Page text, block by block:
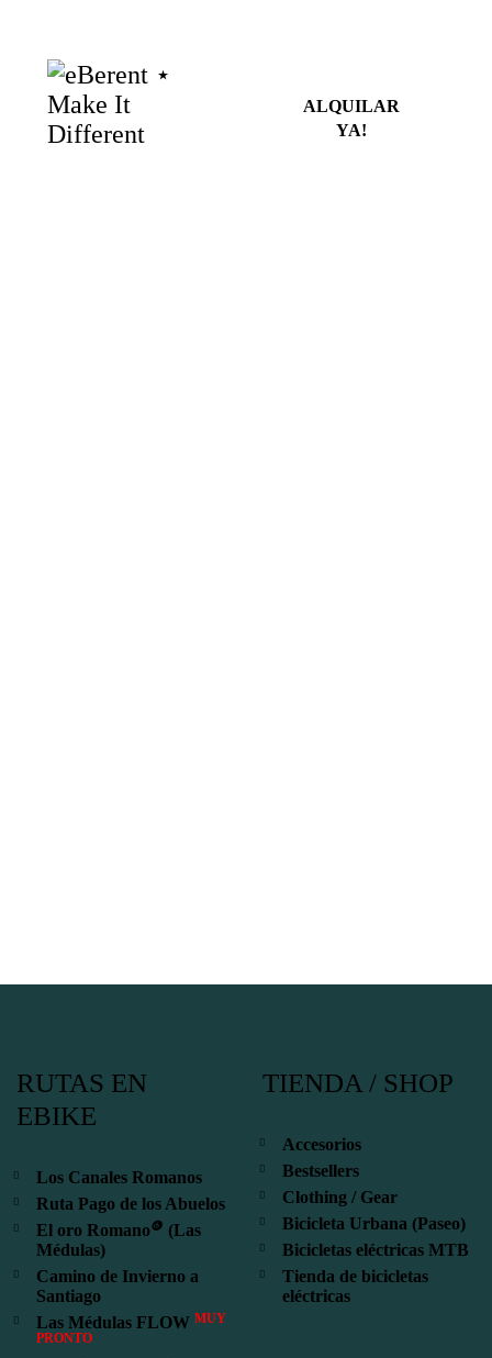
ALQUILAR
YA!
Rutas en bicicleta
RUTAS EN
EBIKE
Los Canales Romanos
Ruta Pago de los Abuelos
El oro Romano🪙 (Las
Médulas)
Camino de Invierno a
Santiago
Las Médulas FLOW MUY
PRONTO
TIENDA / SHOP
Accesorios
Bestsellers
Clothing / Gear
Bicicleta Urbana (Paseo)
Bicicletas eléctricas MTB
Tienda de bicicletas
eléctricas